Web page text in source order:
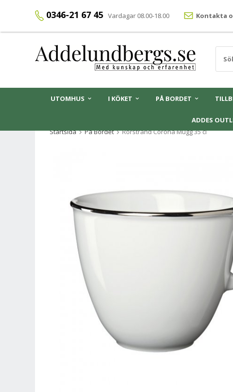
0346-21 67 45 Vardagar 08.00-18.00 Kontakta
UTOMHUS I KÖKET PÅ BORDET
ADDES
Startsida
På Bordet Rörstrand Corona Mugg 35 cl